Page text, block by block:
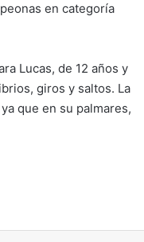
en categoría
Lucas, de 12 años y
giros y saltos. La
que en su palmares,